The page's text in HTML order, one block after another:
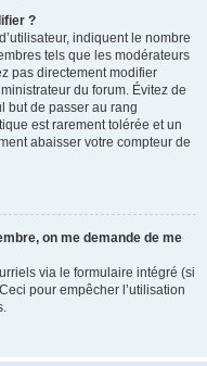
?
indiquent le nombre
tels que les modérateurs
pas directement modifier
du forum. Évitez de
but de passer au rang
est rarement tolérée et un
abaisser votre compteur de
on me demande de me
via le formulaire intégré (si
pour empêcher l’utilisation